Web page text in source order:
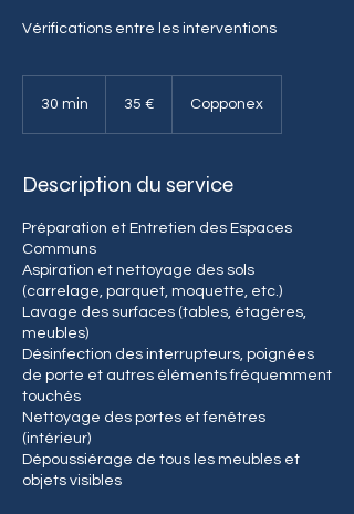
Vérifications entre les interventions
30 min
n
35 € Copponex
Description du service
Préparation et Entretien des Espaces
Communs
Aspiration et nettoyage des sols
(carrelage, parquet, moquette, etc.)
Lavage des surfaces (tables, étagères,
meubles)
Désinfection des interrupteurs, poignées
de porte et autres éléments fréquemment
touchés
Nettoyage des portes et fenêtres
(intérieur)
Dépoussiérage de tous les meubles et
objets visibles